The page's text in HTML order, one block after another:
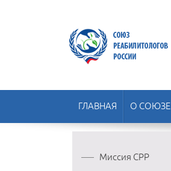
ГЛАВНАЯ О СОЮЗЕ
Миссия СРР